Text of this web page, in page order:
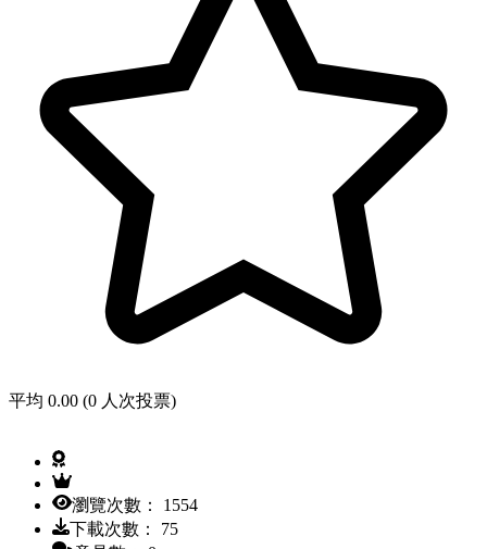
平均 0.00 (0 人次投票)
瀏覽次數： 1554
下載次數： 75